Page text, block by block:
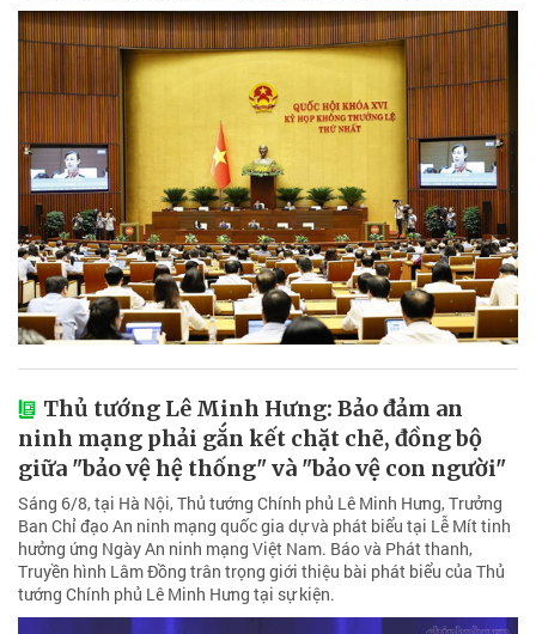
Thủ tướng Lê Minh Hưng: Bảo đảm an
ninh mạng phải gắn kết chặt chẽ, đồng bộ
giữa "bảo vệ hệ thống" và "bảo vệ con người"
Sáng 6/8, tại Hà Nội, Thủ tướng Chính phủ Lê Minh Hưng, Trưởng
Ban Chỉ đạo An ninh mạng quốc gia dự và phát biểu tại Lễ Mít tinh
hưởng ứng Ngày An ninh mạng Việt Nam. Báo và Phát thanh,
Truyền hình Lâm Đồng trân trọng giới thiệu bài phát biểu của Thủ
tướng Chính phủ Lê Minh Hưng tại sự kiện.